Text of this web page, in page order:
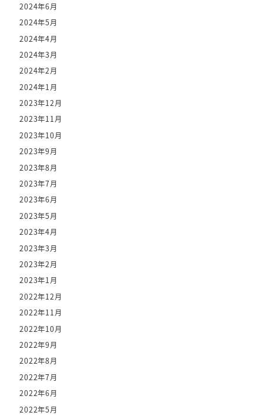
2024年6月
2024年5月
2024年4月
2024年3月
2024年2月
2024年1月
2023年12月
2023年11月
2023年10月
2023年9月
2023年8月
2023年7月
2023年6月
2023年5月
2023年4月
2023年3月
2023年2月
2023年1月
2022年12月
2022年11月
2022年10月
2022年9月
2022年8月
2022年7月
2022年6月
2022年5月